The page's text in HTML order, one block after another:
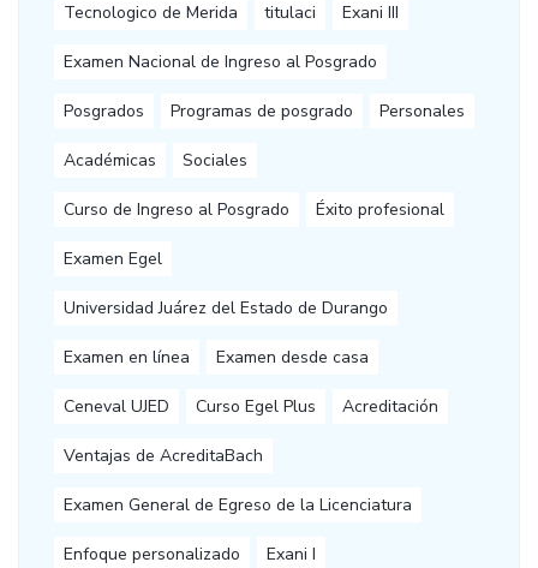
Tecnologico de Merida titulaci Exani III
Examen Nacional de Ingreso al Posgrado
Posgrados Programas de posgrado Personales
Académicas Sociales
Curso de Ingreso al Posgrado Éxito profesional
Examen Egel
Universidad Juárez del Estado de Durango
Examen en línea Examen desde casa
Ceneval UJED Curso Egel Plus Acreditación
Ventajas de AcreditaBach
Examen General de Egreso de la Licenciatura
Enfoque personalizado Exani I